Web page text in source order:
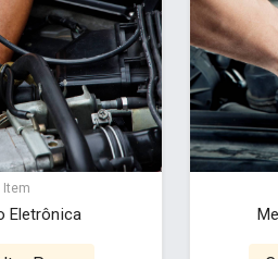
Item
Eletrônica